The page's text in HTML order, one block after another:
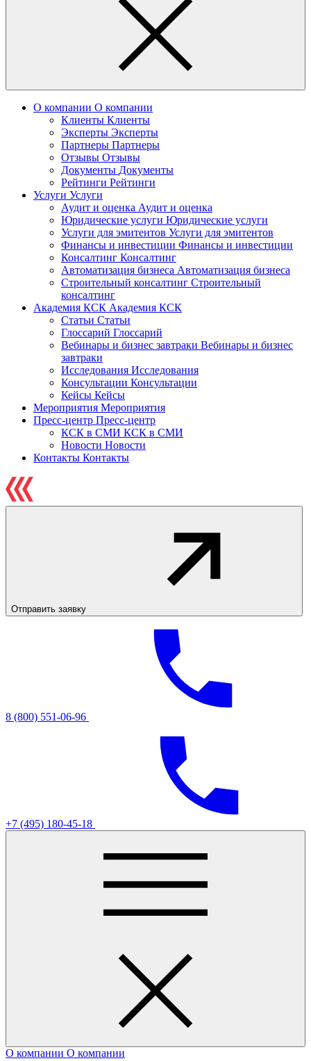
О компании О компании
Клиенты Клиенты
Эксперты Эксперты
Партнеры Партнеры
Отзывы Отзывы
Документы Документы
Рейтинги Рейтинги
Услуги Услуги
Аудит и оценка Аудит и оценка
Юридические услуги Юридические услуги
Услуги для эмитентов Услуги для эмитентов
Финансы и инвестиции Финансы и инвестиции
Консалтинг Консалтинг
Автоматизация бизнеса Автоматизация бизнеса
Строительный консалтинг Строительный
консалтинг
Академия КСК Академия КСК
Статьи Статьи
Глоссарий Глоссарий
Вебинары и бизнес завтраки Вебинары и бизнес
завтраки
Исследования Исследования
Консультации Консультации
Кейсы Кейсы
Мероприятия Мероприятия
Пресс-центр Пресс-центр
КСК в СМИ КСК в СМИ
Новости Новости
Контакты Контакты
Отправить заявку
8 (800) 551-06-96
+7 (495) 180-45-18
О компании О компании